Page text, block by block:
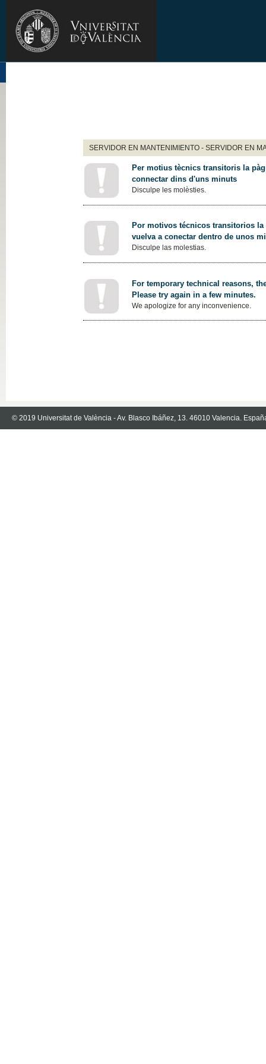
SERVIDOR EN MANTENIMIENTO - SERVIDOR EN
Per motius tècnics transitoris la
connectar dins d'uns minuts
Disculpe les molèsties.
Por motivos técnicos transitorios
vuelva a conectar dentro de unos
Disculpe las molestias.
For temporary technical reasons,
Please try again in a few minutes.
We apologize for any inconvenience.
© 2019 Universitat de València - Av. Blasco Ibáñez, 13. 46010 Valencia.